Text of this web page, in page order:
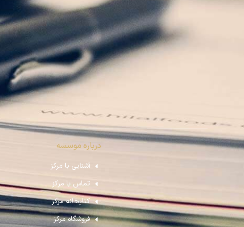
درباره موسسه
آشنایی با مرکز
تماس با مرکز
کتابخانه مرکز
فروشگاه مرکز